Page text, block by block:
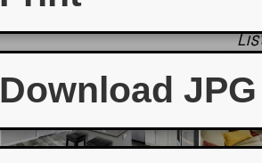
Download JPG